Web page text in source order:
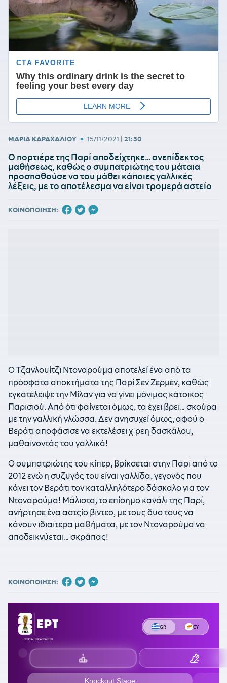
ΜΑΡΙΑ ΚΑΡΑΧΑΛΙΟΥ • 15/11/2021 | 21:30
Ο πορτιέρε της Παρί αποδείχτηκε… ανεπίδεκτος
μαθήσεως, καθώς ο συμπατριώτης του μάταια
προσπαθούσε να του μάθει κάποιες γαλλικές
λέξεις, με το αποτέλεσμα να είναι τρομερά αστείο
ΚΟΙΝΟΠΟΙΗΣΗ:
Ο Τζανλουίτζι Ντοναρούμα αποτελεί ένα από τα
πρόσφατα αποκτήματα της Παρί Σεν Ζερμέν, καθώς
εγκατέλειψε την Μίλαν για να γίνει μόνιμος κάτοικος
Παρισιού. Από ότι φαίνεται όμως, τα έχει βρει… σκούρα
με την γαλλική γλώσσα. Δεν ανησυχεί όμως, αφού ο
Βεράτι αποφάσισε να εκτελέσει χ΄ρεη δασκάλου,
μαθαίνοντάς του γαλλικά!
Ο συμπατριώτης του κίπερ, βρίκσεται στην Παρί από το
2012 ενώ η συζυγός του είναι γαλλίδα, γεγονός που
κάνει τον Βεράτι τον καταλληλότερο δάσκαλο για τον
Ντοναρούμα! Μάλιστα, το επίσημο κανάλι της Παρί,
ανήρτησε ένα αστςίο βίντεο, με τους δυο τους να
κάνουν ιδιαίτερα μαθήματα, με τον Ντοναρούμα να
αποδεικνύεται… σκράπας!
ΚΟΙΝΟΠΟΙΗΣΗ: